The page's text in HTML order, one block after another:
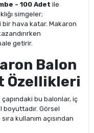
- 100 Adet ile
simgeler;
hava katar. Makaron
getirir.
Balon
Özellikleri
çapındaki bu balonlar, iç
Görsel
kullanım açısından